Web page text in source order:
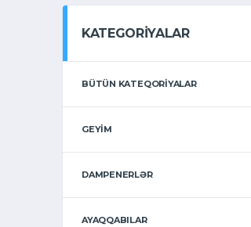
KATEGORIYALAR
BÜTÜN KATEQORIYALAR
GEYIM
DAMPENERLƏR
AYAQQABILAR